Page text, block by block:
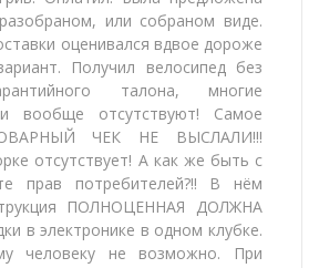
или собраном виде.
оценивался вдвое дороже
Получил велосипед без
талона, многие
вообще отсутствуют! Самое
ЧЕК НЕ ВЫСЛАЛИ!!!
отсутствует! А как же быть с
прав потребителей?!! В нём
ПОЛНОЦЕННАЯ ДОЛЖНА
в электронике в одном клубке.
человеку не возможно. При